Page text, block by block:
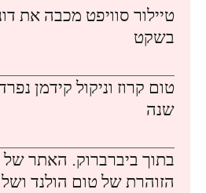
טיילור סוויפט מכבה את
בשקט
שנה
בתוך ביברברוק. האתר של
הזוהרת של טום הולנד ושל